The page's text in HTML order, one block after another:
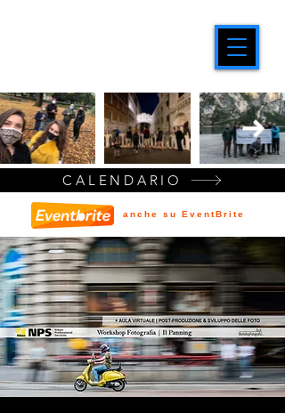
CALENDARIO
anche su EventBrite